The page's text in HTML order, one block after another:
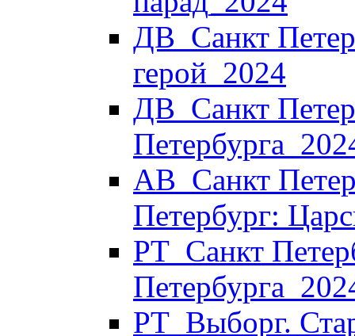
ДВ_Санкт
герой_2024
ДВ_Санкт
АВ_Санкт
Петербург:
РТ_Санкт
РТ_Выборг.